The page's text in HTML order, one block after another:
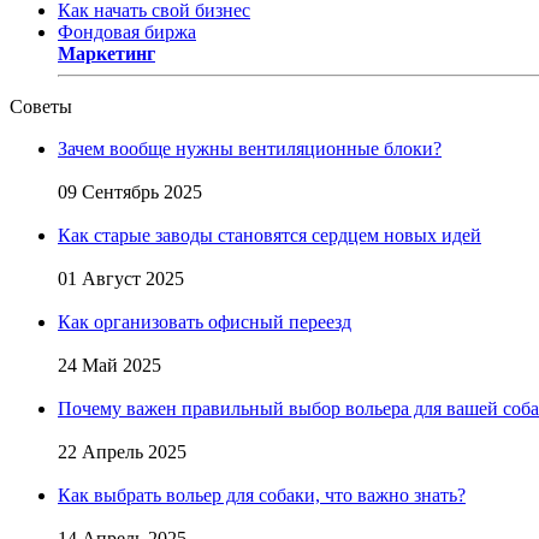
Как начать свой бизнес
Фондовая биржа
Маркетинг
Советы
Зачем вообще нужны вентиляционные блоки?
09 Сентябрь 2025
Как старые заводы становятся сердцем новых идей
01 Август 2025
Как организовать офисный переезд
24 Май 2025
Почему важен правильный выбор вольера для вашей
22 Апрель 2025
Как выбрать вольер для собаки, что важно знать?